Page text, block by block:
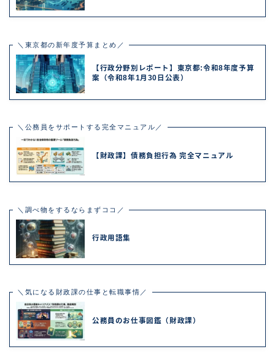
＼東京都の新年度予算まとめ／
【行政分野別レポート】東京都:令和8年度予算
案（令和8年1月30日公表）
＼公務員をサポートする完全マニュアル／
【財政課】債務負担行為 完全マニュアル
＼調べ物をするならまずココ／
行政用語集
＼気になる財政課の仕事と転職事情／
公務員のお仕事図鑑（財政課）